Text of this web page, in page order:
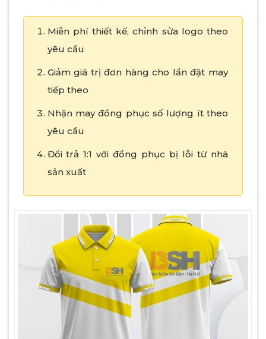
Miễn phí thiết kế, chỉnh sửa logo theo
yêu cầu
Giảm giá trị đơn hàng cho lần đặt may
tiếp theo
Nhận may đồng phục số lượng ít theo
yêu cầu
Đổi trả 1:1 với đồng phục bị lỗi từ nhà
sản xuất